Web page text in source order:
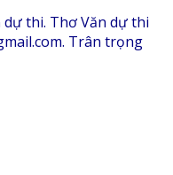
thi. Thơ Văn dự thi
Trân trọng